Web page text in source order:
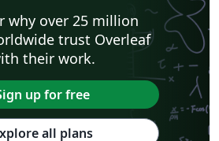
why over 25 million
trust Overleaf
their work.
up for free
all plans